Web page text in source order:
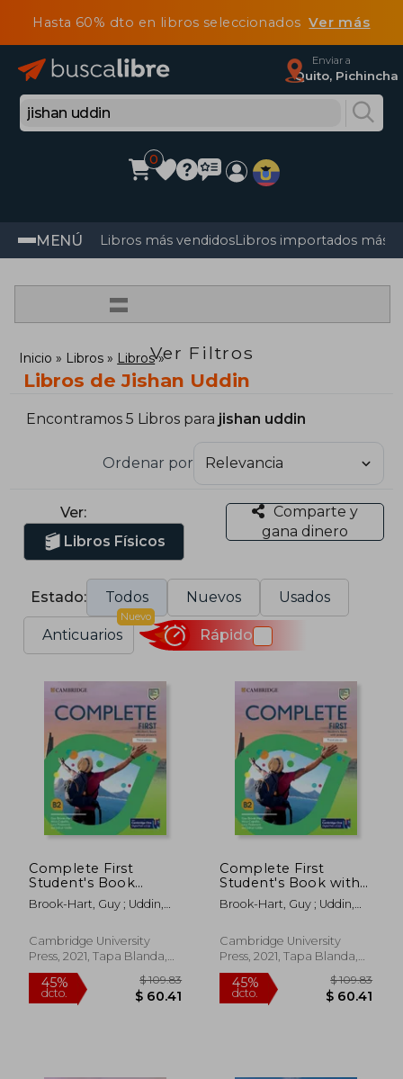
Hasta 60% dto en libros seleccionadosVer más
Enviar a
Quito, Pichincha
0
MENÚ Libros más vendidosLibros importados más
=
Ver Filtros
Inicio Libros Libros
Libros de Jishan Uddin
Encontramos 5 Libros para jishan uddin
Ordenar por
Ver:
Libros Físicos
Comparte y
gana dinero
Estado: Todos Nuevos Usados
Anticuarios
Nuevo
Rápido
Complete First
Student's Book
Without Answers (en
Inglés)
Brook-Hart, Guy ; Uddin,
Cambridge University
Press, 2021, Tapa Blanda,
Nuevo
Complete First
Student's Book with
Answers (en Inglés)
Brook-Hart, Guy ; Uddin,
Cambridge University
Press, 2021, Tapa Blanda,
Nuevo